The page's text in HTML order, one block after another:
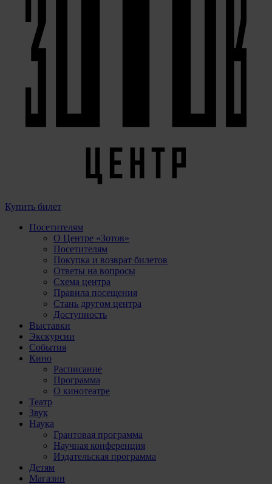
Купить билет
Посетителям
О Центре «Зотов»
Посетителям
Покупка и возврат билетов
Ответы на вопросы
Схема центра
Правила посещения
Стань другом центра
Доступность
Выставки
Экскурсии
События
Кино
Расписание
Программа
О кинотеатре
Театр
Звук
Наука
Грантовая программа
Научная конференция
Издательская программа
Детям
Магазин